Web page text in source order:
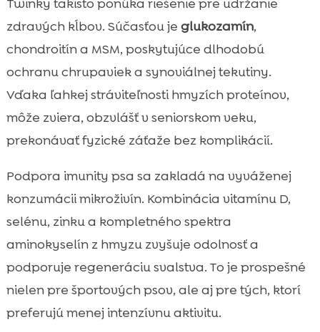
zdravých kĺbov. Súčasťou je glukozamín,
chondroitín a MSM, poskytujúce dlhodobú
ochranu chrupaviek a synoviálnej tekutiny.
Vďaka ľahkej stráviteľnosti hmyzích proteínov,
môže zviera, obzvlášť v seniorskom veku,
prekonávať fyzické záťaže bez komplikácií.
Podpora imunity psa sa zakladá na vyváženej
konzumácii mikroživín. Kombinácia vitamínu D,
selénu, zinku a kompletného spektra
aminokyselín z hmyzu zvyšuje odolnosť a
podporuje regeneráciu svalstva. To je prospešné
nielen pre športových psov, ale aj pre tých, ktorí
preferujú menej intenzívnu aktivitu.